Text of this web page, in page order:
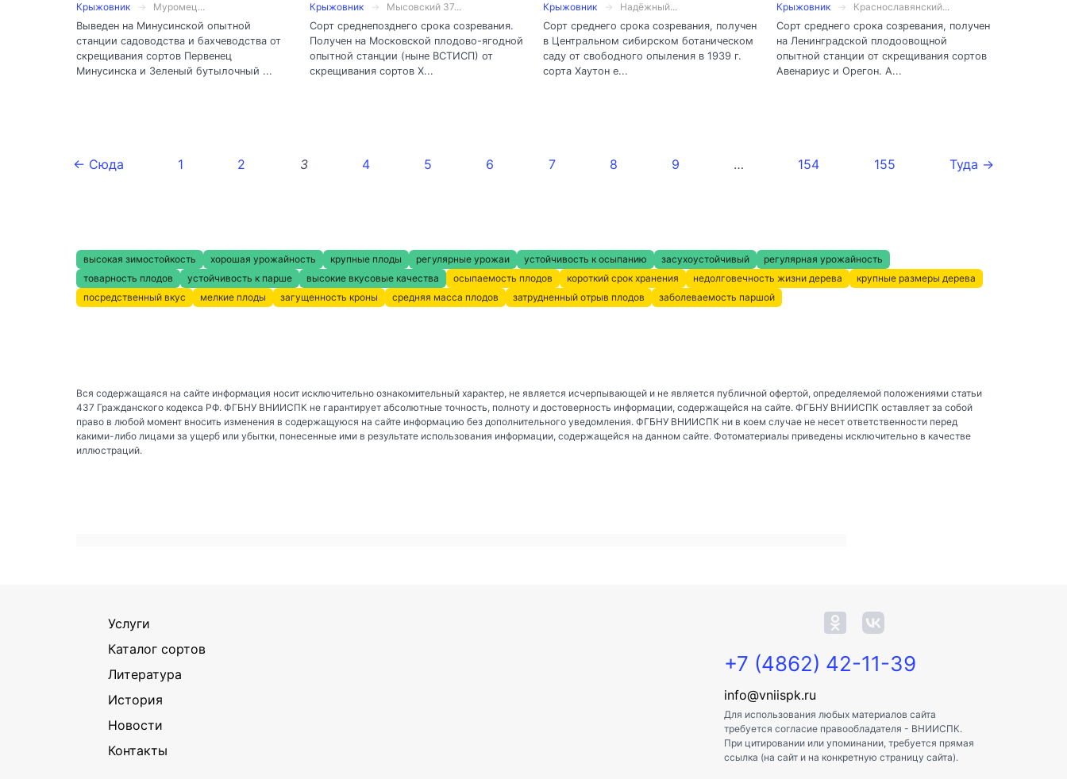
Крыжовник
Муромец...
Выведен на Минусинской опытной
станции садоводства и бахчеводства от
скрещивания сортов Первенец
Минусинска и Зеленый бутылочный ...
Крыжовник
Мысовский 37...
Сорт среднепозднего срока созревания.
Получен на Московской плодово-ягодной
опытной станции (ныне ВСТИСП) от
скрещивания сортов Х...
Крыжовник
Надёжный...
Сорт среднего срока созревания, получен
в Центральном сибирском ботаническом
саду от свободного опыления в 1939 г.
сорта Хаутон е...
Крыжовник
Краснославянский...
Сорт среднего срока созревания, получен
на Ленинградской плодоовощной
опытной станции от скрещивания сортов
Авенариус и Орегон. А...
← Сюда 1 2 3 4 5 6 7 8 9 … 154 155 Туда →
высокая зимостойкость хорошая урожайность крупные плоды регулярные урожаи устойчивость к осыпанию засухоустойчивый
регулярная урожайность
товарность плодов
устойчивость к парше высокие вкусовые качества осыпаемость плодов короткий срок хранения недолговечность жизни дерева
крупные размеры дерева
посредственный вкус
мелкие плоды загущенность кроны средняя масса плодов затрудненный отрыв плодов заболеваемость паршой
Вся содержащаяся на сайте информация носит исключительно ознакомительный характер, не является исчерпывающей и не является публичной офертой, определяемой положениями статьи
437 Гражданского кодекса РФ. ФГБНУ ВНИИСПК не гарантирует абсолютные точность, полноту и достоверность информации, содержащейся на сайте. ФГБНУ ВНИИСПК оставляет за собой
право в любой момент вносить изменения в содержащуюся на сайте информацию без дополнительного уведомления. ФГБНУ ВНИИСПК ни в коем случае не несет ответственности перед
какими-либо лицами за ущерб или убытки, понесенные ими в результате использования информации, содержащейся на данном сайте. Фотоматериалы приведены исключительно в качестве
иллюстраций.
Услуги
Каталог сортов
Литература
История
Новости
Контакты
+7 (4862) 42-11-39
info@vniispk.ru
Для использования любых материалов сайта
требуется согласие правообладателя - ВНИИСПК.
При цитировании или упоминании, требуется прямая
ссылка (на сайт и на конкретную страницу сайта).